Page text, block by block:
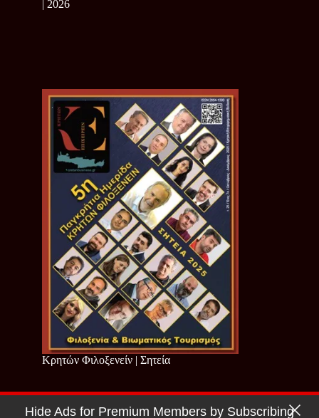
| 2026
Κρητών Φιλοξενείν | Σητεία
Copyright © 2026 - Cretan Business | Κρητών Επιχειρείν
Hide Ads for Premium Members by Subscribing